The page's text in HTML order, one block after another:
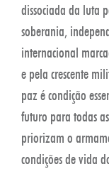
dissociada da luta
soberania,
internacional
e pela crescente
paz é condição
futuro para todas
priorizam o
condições de vida